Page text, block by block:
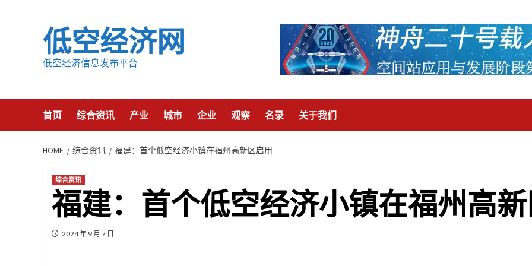
低空经济网
低空经济信息发布平台
首页 综合资讯 产业 城市 企业 观察 名录 关于我们
HOME 综合资讯 福建：首个低空经济小镇在福州高新区启用
综合资讯
福建：首个低空经济小镇在福州高
2024 年 9 月 7 日